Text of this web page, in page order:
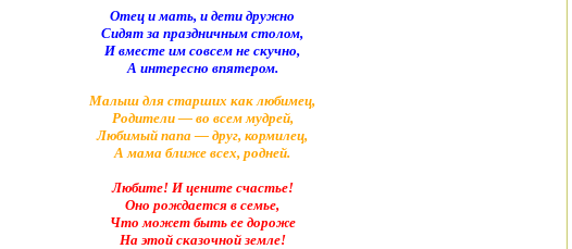
Отец и мать, и дети дружно
Сидят за праздничным столом,
И вместе им совсем не скучно,
А интересно впятером.
Малыш для старших как любимец,
Родители — во всем мудрей,
Любимый папа — друг, кормилец,
А мама ближе всех, родней.
Любите! И цените счастье!
Оно рождается в семье,
Что может быть ее дороже
На этой сказочной земле!